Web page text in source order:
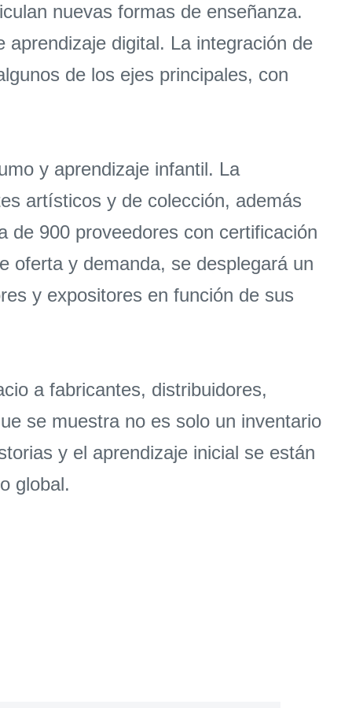
nuevas formas de enseñanza.
digital. La integración de
de los ejes principales, con
y aprendizaje infantil. La
artísticos y de colección, además
de 900 proveedores con certificación
oferta y demanda, se desplegará un
y expositores en función de sus
a fabricantes, distribuidores,
se muestra no es solo un inventario
y el aprendizaje inicial se están
global.